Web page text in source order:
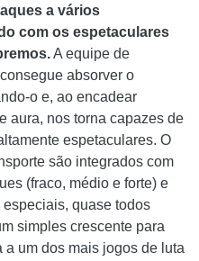
a vários
com os espetaculares
A equipe de
absorver o
o e, ao encadear
aura, nos torna capazes de
espetaculares. O
são integrados com
(fraco, médio e forte) e
quase todos
simples crescente para
a um dos mais jogos de luta